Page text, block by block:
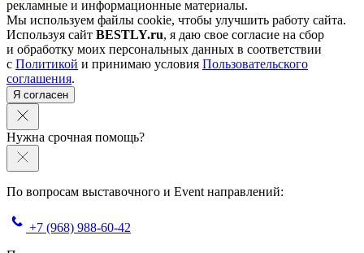
рекламные и информационные материалы.
Мы используем файлы cookie, чтобы улучшить работу сайта.
Используя сайт BESTLY.ru, я даю свое согласие на сбор
и обработку моих персональных данных в соответствии
с Политикой и принимаю условия Пользовательского
соглашения.
Я согласен
Нужна срочная помощь?
По вопросам выставочного и Event направлений:
+7 (968) 988-60-42